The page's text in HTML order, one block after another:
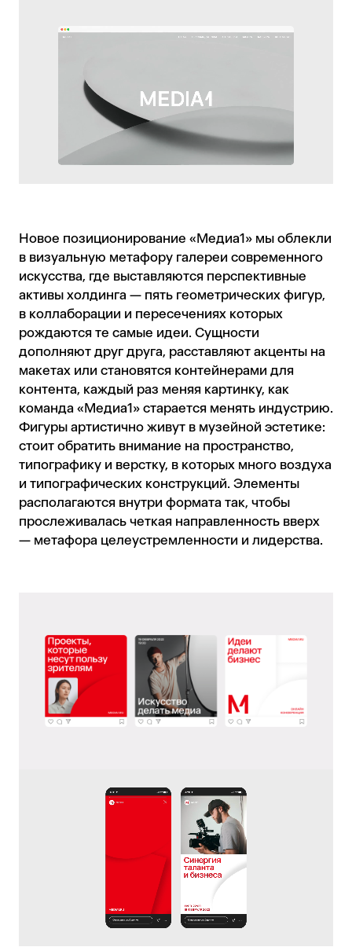
Новое позиционирование «Медиа1» мы облекли
в визуальную метафору галереи современного
искусства, где выставляются перспективные
активы холдинга — пять геометрических фигур,
в коллаборации и пересечениях которых
рождаются те самые идеи. Сущности
дополняют друг друга, расставляют акценты на
макетах или становятся контейнерами для
контента, каждый раз меняя картинку, как
команда «Медиа1» старается менять индустрию.
Фигуры артистично живут в музейной эстетике:
стоит обратить внимание на пространство,
типографику и верстку, в которых много воздуха
и типографических конструкций. Элементы
располагаются внутри формата так, чтобы
прослеживалась четкая направленность вверх
— метафора целеустремленности и лидерства.